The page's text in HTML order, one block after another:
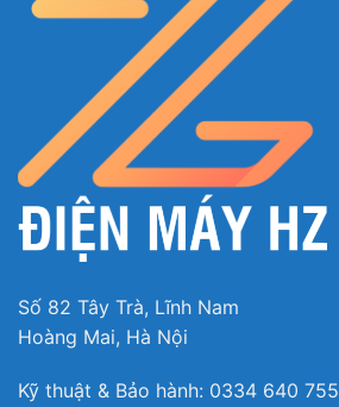
Số 82 Tây Trà, Lĩnh Nam
Hoàng Mai, Hà Nội
Kỹ thuật & Bảo hành: 0334 640 755